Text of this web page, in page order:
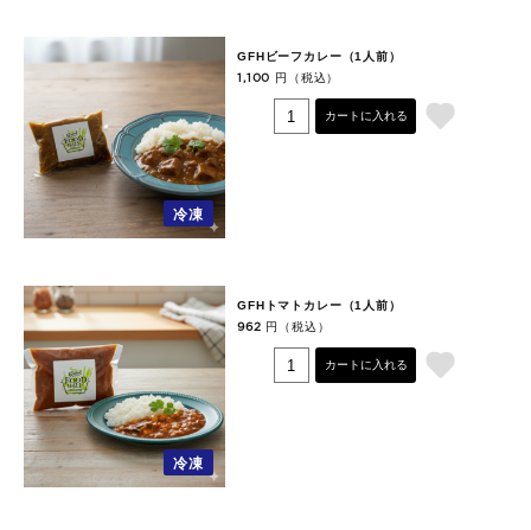
冷凍
GFHビーフカレー（1人前）
1,100 円（税込）
カートに入れる
冷凍
GFHトマトカレー（1人前）
962 円（税込）
カートに入れる